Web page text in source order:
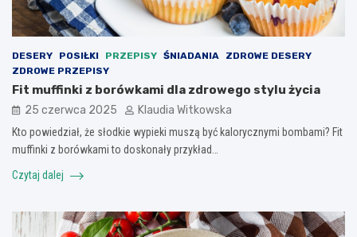
DESERY POSIŁKI PRZEPISY ŚNIADANIA
ZDROWE DESERY
ZDROWE PRZEPISY
Fit muffinki z borówkami dla zdrowego stylu życia
25 czerwca 2025 Klaudia Witkowska
Kto powiedział, że słodkie wypieki muszą być kalorycznymi bombami? Fit
muffinki z borówkami to doskonały przykład…
Czytaj dalej